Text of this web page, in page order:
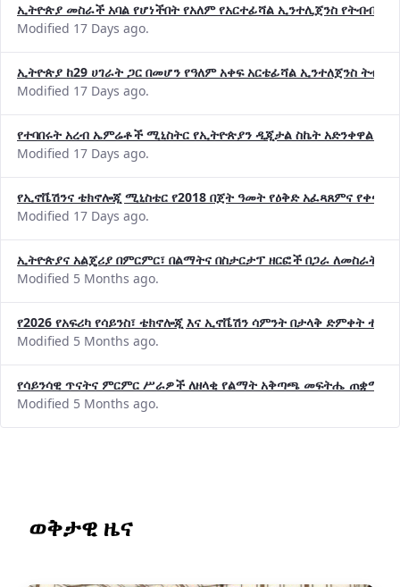
ኢትዮጵያ መስራች አባል የሆነችበት የአለም የአርተፊሻል ኢንተሊጀንስ የትብብር
Modified 17 Days ago.
ኢትዮጵያ ከ29 ሀገራት ጋር በመሆን የዓለም አቀፍ አርቴፊሻል ኢንተለጀንስ
Modified 17 Days ago.
የተባበሩት አረብ ኤምሬቶች ሚኒስትር የኢትዮጵያን ዲጂታል ስኬት አድንቀዋል
Modified 17 Days ago.
የኢኖቬሽንና ቴክኖሎጂ ሚኒስቴር የ2018 በጀት ዓመት የዕቅድ አፈጻጸምና
Modified 17 Days ago.
ኢትዮጵያና አልጄሪያ በምርምር፣ በልማትና በስታርታፕ ዘርፎች በጋራ ለመስራት
Modified 5 Months ago.
የ2026 የአፍሪካ የሳይንስ፣ ቴክኖሎጂ እና ኢኖቬሽን ሳምንት በታላቅ ድምቀት
Modified 5 Months ago.
የሳይንሳዊ ጥናትና ምርምር ሥራዎች ለዘላቂ የልማት አቅጣጫ መፍትሔ ጠቋሚ
Modified 5 Months ago.
ወቅታዊ ዜና